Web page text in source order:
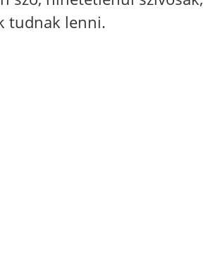
tudnak lenni.